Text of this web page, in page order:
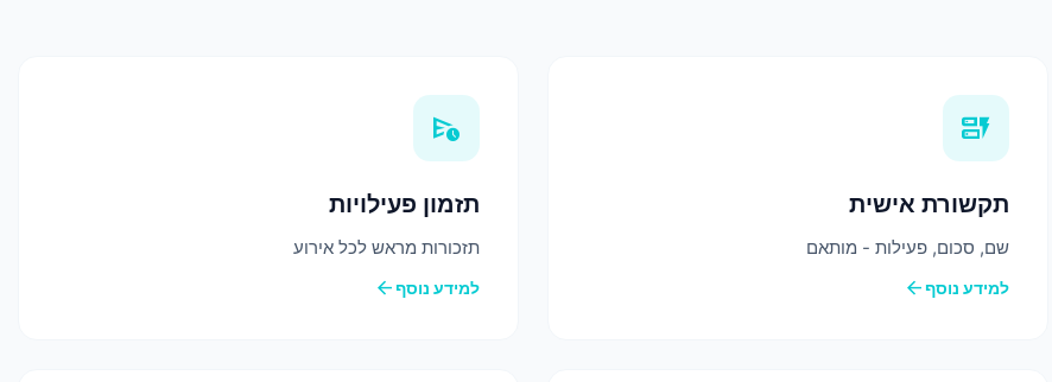
dynamic_form
תקשורת אישית
שם, סכום, פעילות - מותאם
למידע נוסףarrow_back
schedule_send
תזמון פעילויות
תזכורות מראש לכל אירוע
למידע נוסףarrow_back